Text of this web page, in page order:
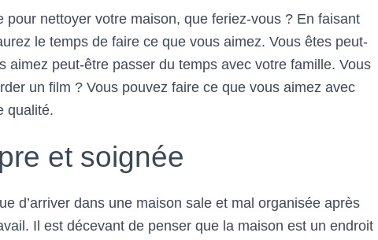
pour nettoyer votre maison, que feriez-vous ? En faisant
le temps de faire ce que vous aimez. Vous êtes peut-
aimez peut-être passer du temps avec votre famille. Vous
un film ? Vous pouvez faire ce que vous aimez avec
qualité.
et soignée
d’arriver dans une maison sale et mal organisée après
Il est décevant de penser que la maison est un endroit